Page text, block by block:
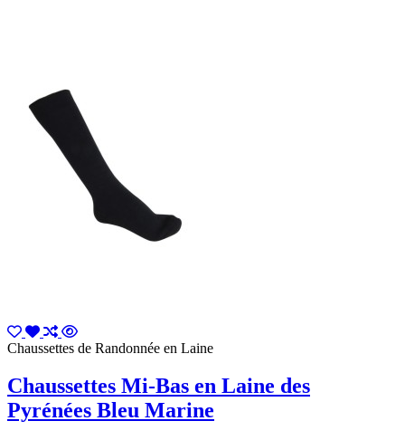
Chaussettes de Randonnée en Laine
Chaussettes Mi-Bas en Laine des
Pyrénées Bleu Marine